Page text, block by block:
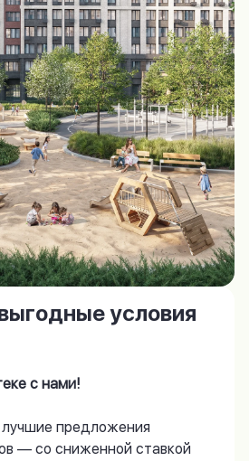
условия
с нами!
предложения
— со сниженной ставкой